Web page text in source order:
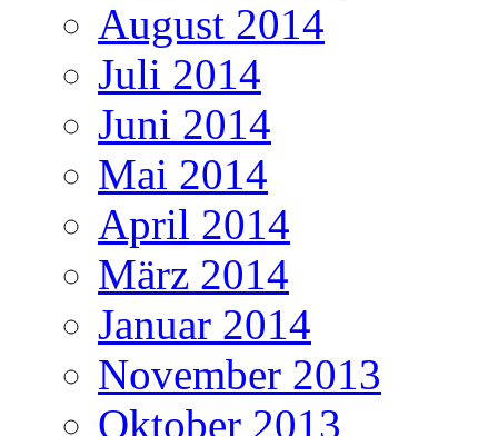
August 2014
Juli 2014
Juni 2014
Mai 2014
April 2014
März 2014
Januar 2014
November 2013
Oktober 2013